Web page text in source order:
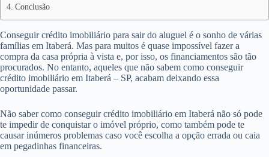
Conclusão
Conseguir crédito imobiliário para sair do aluguel é o sonho de várias
famílias em Itaberá. Mas para muitos é quase impossível fazer a
compra da casa própria à vista e, por isso, os financiamentos são tão
procurados. No entanto, aqueles que não sabem como conseguir
crédito imobiliário em Itaberá – SP, acabam deixando essa
oportunidade passar.
Não saber como conseguir crédito imobiliário em Itaberá não só pode
te impedir de conquistar o imóvel próprio, como também pode te
causar inúmeros problemas caso você escolha a opção errada ou caia
em pegadinhas financeiras.